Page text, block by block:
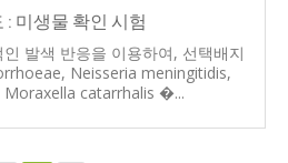
미생물 확인 시험
발색 반응을 이용하여, 선택배지
Neisseria meningitidis,
catarrhalis​ �...